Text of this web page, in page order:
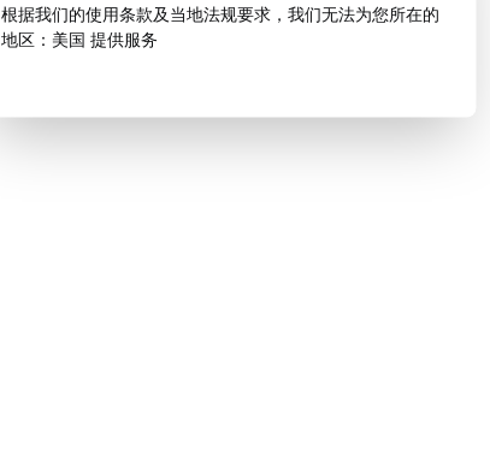
根据我们的使用条款及当地法规要求，我们无法为您所在的
地区：美国 提供服务